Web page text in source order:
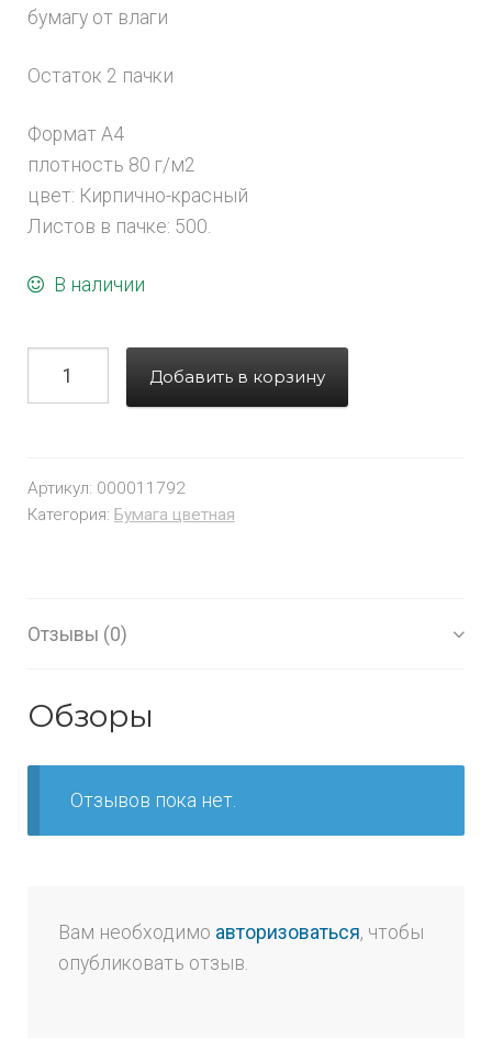
бумагу от влаги
Остаток 2 пачки
Формат А4
плотность 80 г/м2
цвет: Кирпично-красный
Листов в пачке: 500.
В наличии
Добавить в корзину
Артикул: 000011792
Категория: Бумага цветная
Отзывы (0)
Обзоры
Отзывов пока нет.
Вам необходимо авторизоваться, чтобы
опубликовать отзыв.